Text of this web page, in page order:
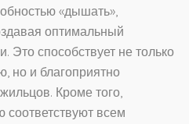
«дышать»,
оптимальный
Это способствует не только
но и благоприятно
Кроме того,
всем